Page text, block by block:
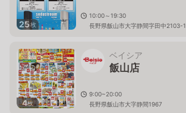
25枚
10:00～19:30
長野県飯山市大字静間字田中2103-1
4枚
ベイシア
飯山店
9:00~20:00
長野県飯山市大字静間1967